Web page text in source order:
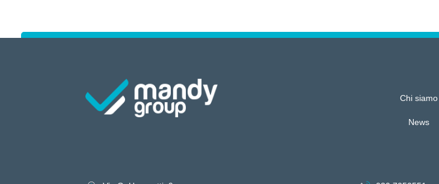
Chi siamo
News